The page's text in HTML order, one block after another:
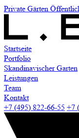
Private Gärten
Startseite
Portfolio
Skandinavischer Garten
Leistungen
Team
Kontakt
+7 (495) 822-66-55 +7